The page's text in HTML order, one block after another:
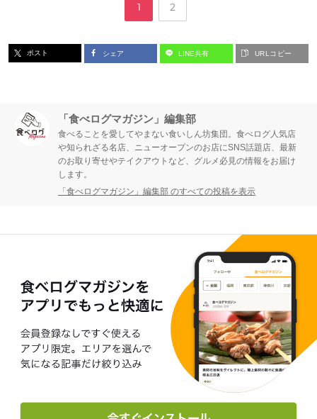
ペ
ジ
1 ペ
ジ
2
ポスト シェア LINE共有 URLコピー
「食べログマガジン」編集部
食べることを愛してやまない食いしん坊集団。食べログ人気店
や知られざる名店、ニューオープンのお店にSNS話題店、最新
のお取り寄せやテイクアウトなど、グルメ必見の情報をお届け
します。
「食べログマガジン」編集部 のすべての投稿を表示